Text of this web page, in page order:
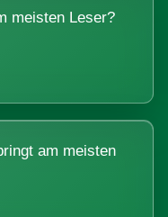
meisten Leser?
am meisten